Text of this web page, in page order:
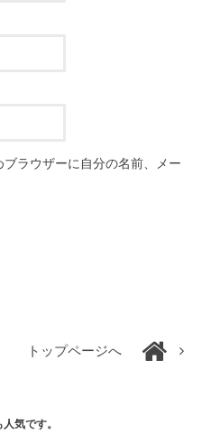
ラウザーに自分の名前、メー
トップページへ
気です。